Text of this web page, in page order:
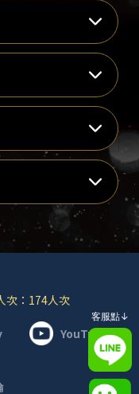
客服點↓
：174人次
YouTube